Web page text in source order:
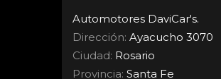
Automotores DaviCar's.
Dirección: Ayacucho 3070
Ciudad: Rosario
Provincia: Santa Fe